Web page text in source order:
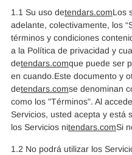
1.1 Su uso detendars.comLos
adelante, colectivamente, los
términos y condiciones
a la Política de privacidad y
detendars.comque puede ser
en cuando.Este documento y
detendars.comse denominan
como los "Términos". Al
Servicios, usted acepta y está
los Servicios nitendars.comSi
1.2 No podrá utilizar los